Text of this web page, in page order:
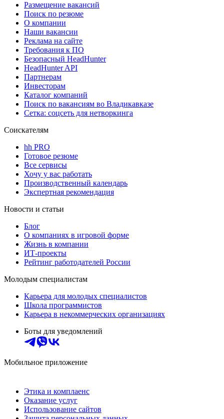
Размещение вакансий
Поиск по резюме
О компании
Наши вакансии
Реклама на сайте
Требования к ПО
Безопасный HeadHunter
HeadHunter API
Партнерам
Инвесторам
Каталог компаний
Поиск по вакансиям во Владикавказе
Сетка: соцсеть для нетворкинга
Соискателям
hh PRO
Готовое резюме
Все сервисы
Хочу у вас работать
Производственный календарь
Экспертная рекомендация
Новости и статьи
Блог
О компаниях в игровой форме
Жизнь в компании
ИТ-проекты
Рейтинг работодателей России
Молодым специалистам
Карьера для молодых специалистов
Школа программистов
Карьера в некоммерческих организациях
Боты для уведомлений
Мобильное приложение
Этика и комплаенс
Оказание услуг
Использование сайтов